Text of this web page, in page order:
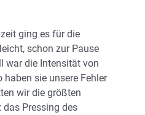
ging es für die
schon zur Pause
war die Intensität von
sie unsere Fehler
wir die größten
das Pressing des